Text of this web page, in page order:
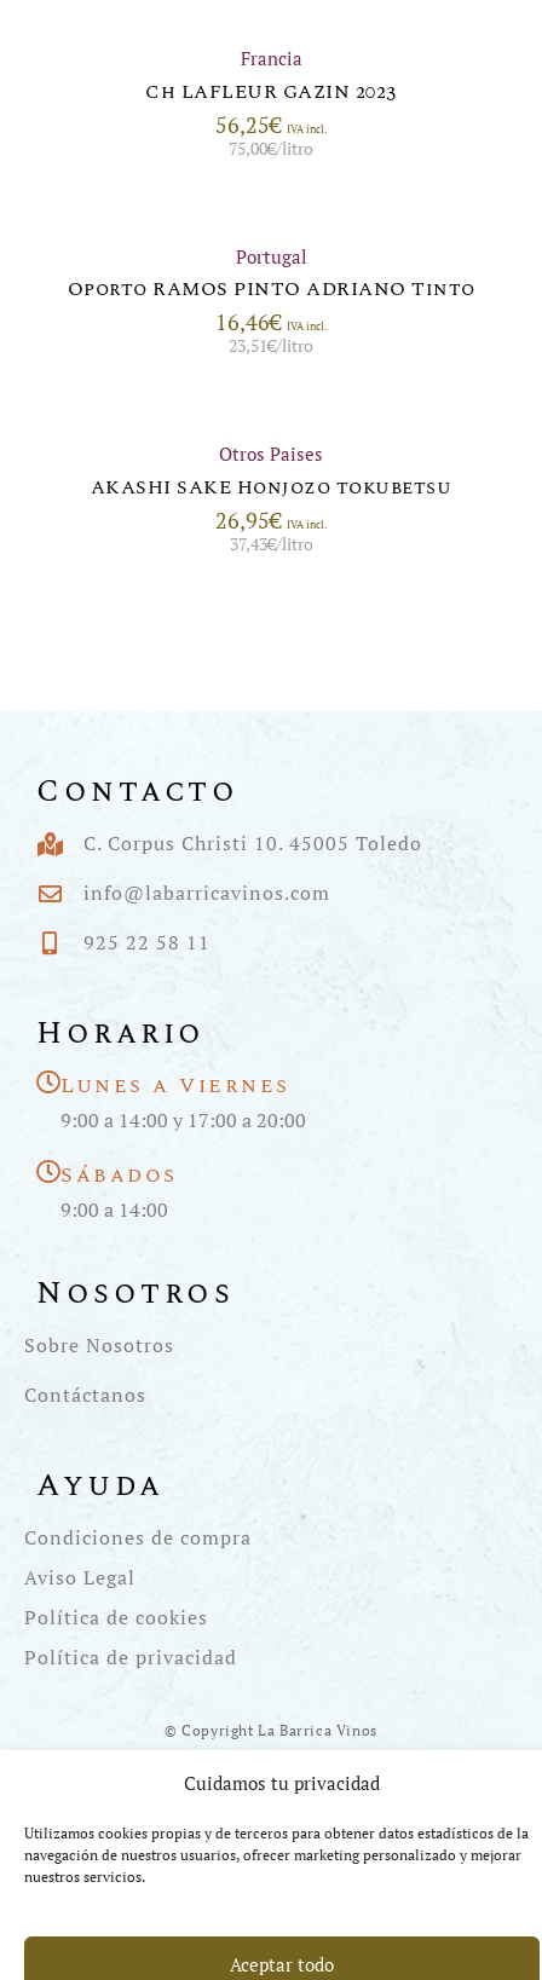
Cuidamos tu privacidad
Utilizamos cookies propias y de terceros para obtener datos estadísticos de la
navegación de nuestros usuarios, ofrecer marketing personalizado y mejorar
nuestros servicios.
Aceptar todo
Francia
Ch LAFLEUR GAZIN 2023
56,25€ IVA incl.
75,00€/litro
Portugal
Oporto RAMOS PINTO ADRIANO Tinto
16,46€ IVA incl.
23,51€/litro
Otros Paises
AKASHI SAKE Honjozo tokubetsu
26,95€ IVA incl.
37,43€/litro
Contacto
C. Corpus Christi 10. 45005 Toledo
info@labarricavinos.com
925 22 58 11
Horario
Lunes a Viernes
9:00 a 14:00 y 17:00 a 20:00
Sábados
9:00 a 14:00
Nosotros
Sobre Nosotros
Contáctanos
Ayuda
Condiciones de compra
Aviso Legal
Política de cookies
Política de privacidad
© Copyright La Barrica Vinos
Financiado por la UE Next Generation EU. Plan de Recuperación